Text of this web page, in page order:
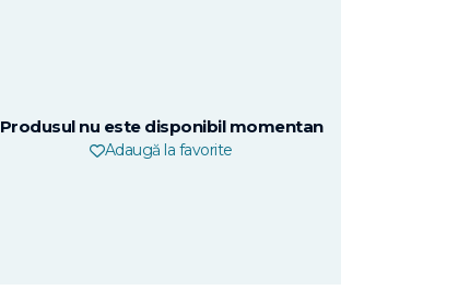
Produsul nu este disponibil momentan
Adaugă la favorite